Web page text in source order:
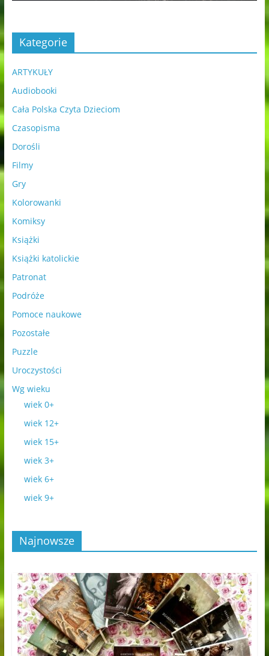
Kategorie
ARTYKUŁY
Audiobooki
Cała Polska Czyta Dzieciom
Czasopisma
Dorośli
Filmy
Gry
Kolorowanki
Komiksy
Książki
Książki katolickie
Patronat
Podróże
Pomoce naukowe
Pozostałe
Puzzle
Uroczystości
Wg wieku
wiek 0+
wiek 12+
wiek 15+
wiek 3+
wiek 6+
wiek 9+
Najnowsze